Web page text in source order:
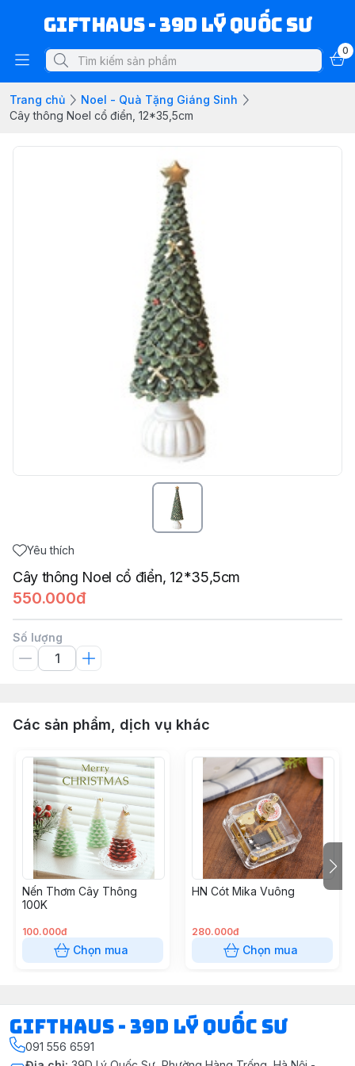
Gifthaus - 39D Lý Quốc Sư
0
Trang chủ
Noel - Quà Tặng Giáng Sinh
Cây thông Noel cổ điển, 12*35,5cm
Yêu thích
Cây thông Noel cổ điển, 12*35,5cm
550.000đ
Số lượng
Các sản phẩm, dịch vụ khác
Nến Thơm Cây Thông
100K
100.000đ
Chọn mua
HN Cót Mika Vuông
280.000đ
Chọn mua
Gifthaus - 39D Lý Quốc Sư
091 556 6591